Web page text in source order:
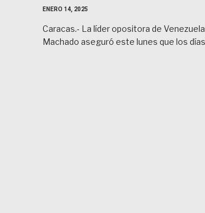
ENERO 14, 2025
Caracas.- La líder opositora de
Machado aseguró este lunes que los